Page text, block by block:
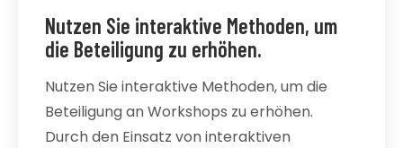
Nutzen Sie interaktive Methoden, um
die Beteiligung zu erhöhen.
Nutzen Sie interaktive Methoden, um die
Beteiligung an Workshops zu erhöhen.
Durch den Einsatz von interaktiven